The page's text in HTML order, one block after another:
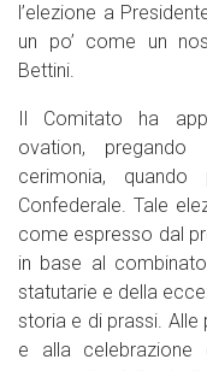
l’elezione a
un po’ come un
Bettini.
Il Comitato ha
ovation,
cerimonia, quando
Confederale. Tale
come espresso dal
in base al
statutarie e della
storia e di prassi.
e alla celebrazione